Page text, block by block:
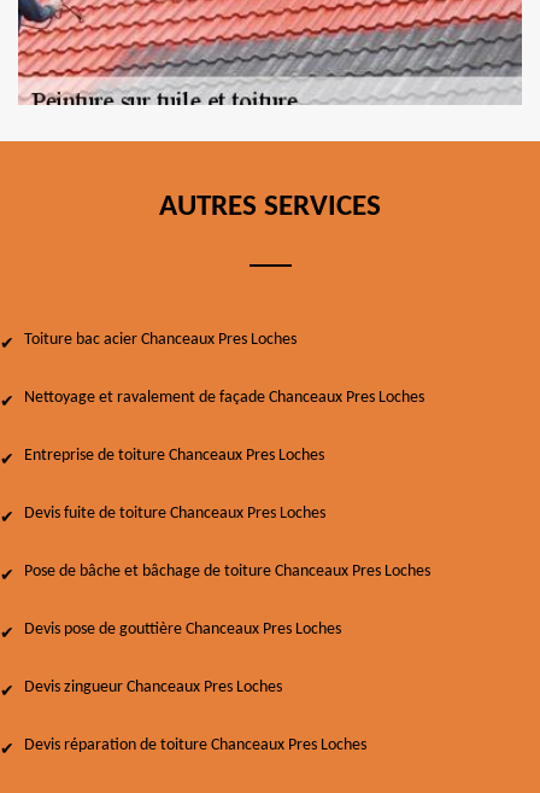
AUTRES SERVICES
Toiture bac acier Chanceaux Pres Loches
Nettoyage et ravalement de façade Chanceaux Pres Loches
Entreprise de toiture Chanceaux Pres Loches
Devis fuite de toiture Chanceaux Pres Loches
Pose de bâche et bâchage de toiture Chanceaux Pres Loches
Devis pose de gouttière Chanceaux Pres Loches
Devis zingueur Chanceaux Pres Loches
Devis réparation de toiture Chanceaux Pres Loches